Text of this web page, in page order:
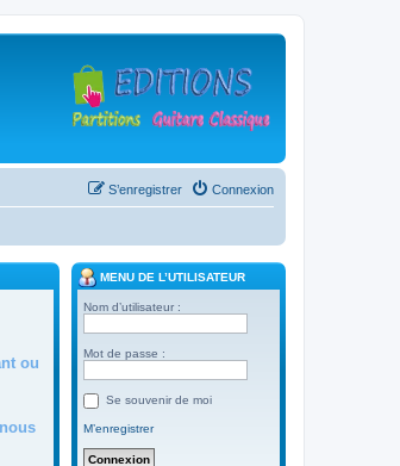
Connexion
S’enregistrer
ou
MENU DE L’UTILISATEUR
Nom d’utilisateur :
Mot de passe :
Se souvenir de moi
M’enregistrer